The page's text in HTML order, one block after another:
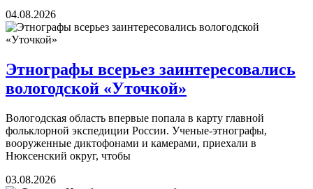
04.08.2026
Этнографы всерьез заинтересовались
вологодской «Уточкой»
Вологодская область впервые попала в карту главной
фольклорной экспедиции России. Ученые-этнографы,
вооруженные диктофонами и камерами, приехали в
Нюксенский округ, чтобы
03.08.2026